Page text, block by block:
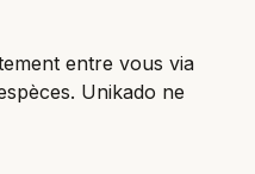
entre vous via
Unikado ne